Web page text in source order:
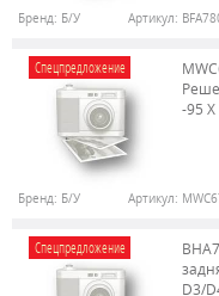
Бренд: Б/У Артикул:
Спецпредложение
-95 X
Бренд: Б/У Артикул:
Спецпредложение
D3/